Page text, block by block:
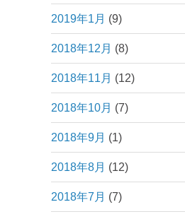
2019年1月 (9)
2018年12月 (8)
2018年11月 (12)
2018年10月 (7)
2018年9月 (1)
2018年8月 (12)
2018年7月 (7)